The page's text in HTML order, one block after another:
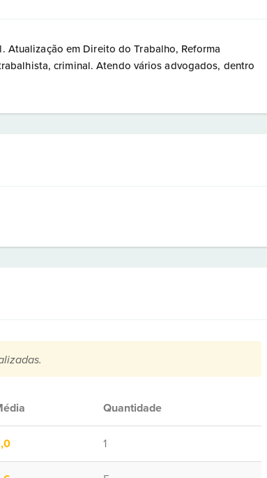
Atualização em Direito do Trabalho, Reforma
criminal. Atendo vários advogados, dentro
Quantidade
1